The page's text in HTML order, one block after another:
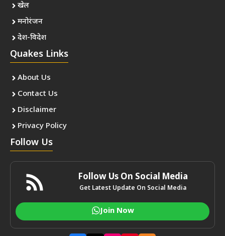
खेल
मनोरंजन
देश-विदेश
Quakes Links
About Us
Contact Us
Disclaimer
Privacy Policy
Follow Us
Follow Us On Social Media
Get Latest Update On Social Media
Join Now